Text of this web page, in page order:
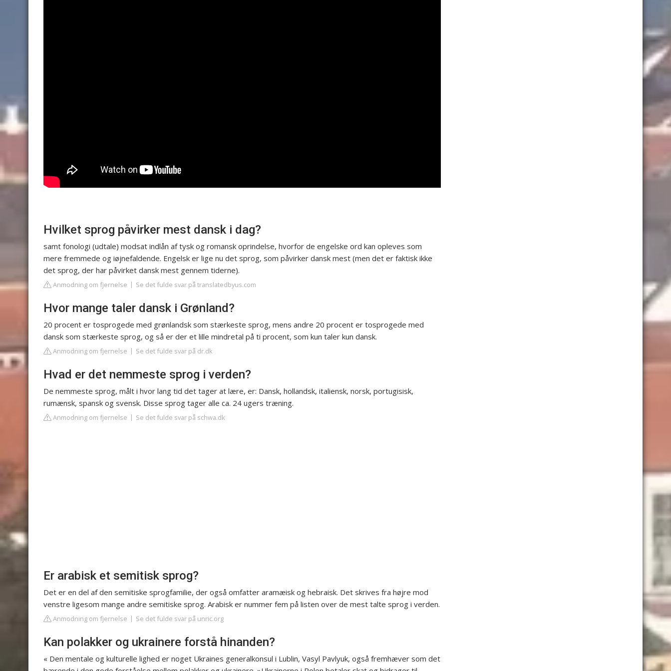
Hvilket sprog påvirker mest dansk i dag?
samt fonologi (udtale) modsat indlån af tysk og romansk oprindelse, hvorfor de engelske ord kan opleves som
mere fremmede og iøjnefaldende. Engelsk er lige nu det sprog, som påvirker dansk mest (men det er faktisk ikke
det sprog, der har påvirket dansk mest gennem tiderne).
Anmodning om fjernelse Se det fulde svar på translatedbyus.com
Hvor mange taler dansk i Grønland?
20 procent er tosprogede med grønlandsk som stærkeste sprog, mens andre 20 procent er tosprogede med
dansk som stærkeste sprog, og så er der et lille mindretal på ti procent, som kun taler kun dansk.
Anmodning om fjernelse Se det fulde svar på dr.dk
Hvad er det nemmeste sprog i verden?
De nemmeste sprog, målt i hvor lang tid det tager at lære, er: Dansk, hollandsk, italiensk, norsk, portugisisk,
rumænsk, spansk og svensk. Disse sprog tager alle ca. 24 ugers træning.
Anmodning om fjernelse Se det fulde svar på schwa.dk
Er arabisk et semitisk sprog?
Det er en del af den semitiske sprogfamilie, der også omfatter aramæisk og hebraisk. Det skrives fra højre mod
venstre ligesom mange andre semitiske sprog. Arabisk er nummer fem på listen over de mest talte sprog i verden.
Anmodning om fjernelse Se det fulde svar på unric.org
Kan polakker og ukrainere forstå hinanden?
« Den mentale og kulturelle lighed er noget Ukraines generalkonsul i Lublin, Vasyl Pavlyuk, også fremhæver som det